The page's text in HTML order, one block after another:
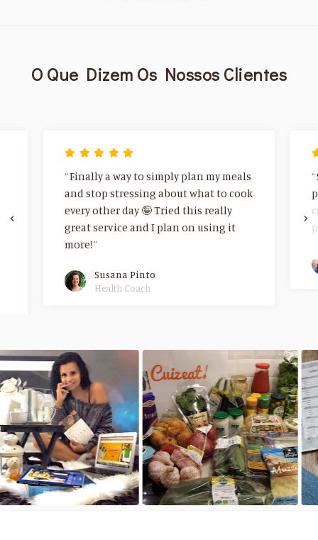
O Que Dizem Os Nossos Clientes
Finally a way to simply plan my meals
and stop stressing about what to cook
every other day 🤪 Tried this really
great service and I plan on using it
more!
Susana Pinto
Health Coach